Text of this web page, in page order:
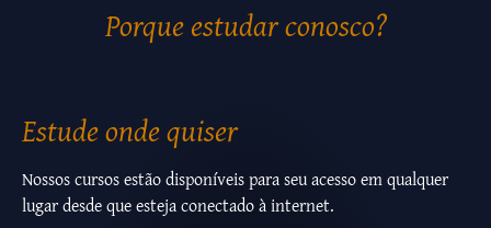
Porque estudar conosco?
Estude onde quiser
Nossos cursos estão disponíveis para seu acesso em qualquer
lugar desde que esteja conectado à internet.